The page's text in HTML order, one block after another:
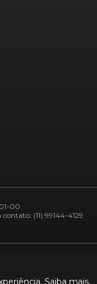
Saiba mais.
00
(11) 99144-4129